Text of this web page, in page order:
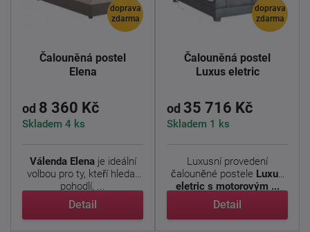
doprava
zdarma
Čalouněná postel
Elena
od 8 360 Kč
Skladem 4 ks
Válenda Elenaje ideální
volbou pro ty, kteří hledají
pohodlí, ...
Detail
doprava
zdarma
Čalouněná postel
Luxus eletric
od 35 716 Kč
Skladem 1 ks
Luxusní provedení
čalouněné postele Luxus
eletric s motorovým ...
Detail